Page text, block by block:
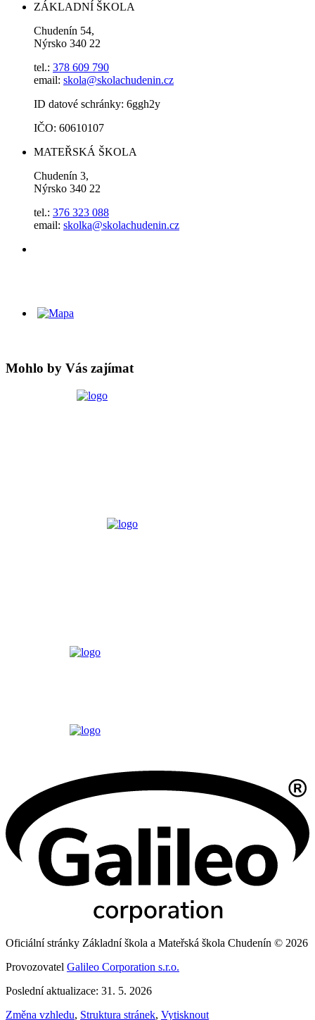
ZÁKLADNÍ ŠKOLA
Chudenín 54,
Nýrsko 340 22
tel.: 378 609 790
email: skola@skolachudenin.cz
ID datové schránky: 6ggh2y
IČO: 60610107
MATEŘSKÁ ŠKOLA
Chudenín 3,
Nýrsko 340 22
tel.: 376 323 088
email: skolka@skolachudenin.cz
Mohlo by Vás zajímat
Oficiální stránky Základní škola a Mateřská škola Chudenín © 2026
Provozovatel Galileo Corporation s.r.o.
Poslední aktualizace: 31. 5. 2026
Změna vzhledu, Struktura stránek, Vytisknout